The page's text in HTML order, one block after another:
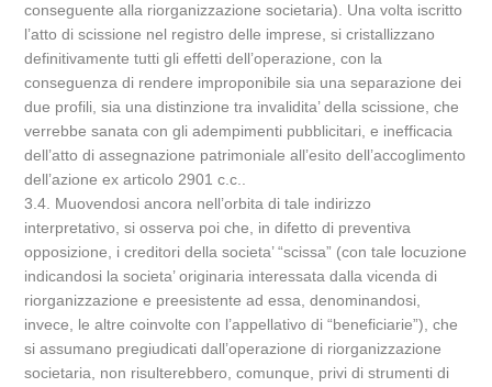
conseguente alla riorganizzazione societaria). Una volta iscritto
l’atto di scissione nel registro delle imprese, si cristallizzano
definitivamente tutti gli effetti dell’operazione, con la
conseguenza di rendere improponibile sia una separazione dei
due profili, sia una distinzione tra invalidita’ della scissione, che
verrebbe sanata con gli adempimenti pubblicitari, e inefficacia
dell’atto di assegnazione patrimoniale all’esito dell’accoglimento
dell’azione ex articolo 2901 c.c..
3.4. Muovendosi ancora nell’orbita di tale indirizzo
interpretativo, si osserva poi che, in difetto di preventiva
opposizione, i creditori della societa’ “scissa” (con tale locuzione
indicandosi la societa’ originaria interessata dalla vicenda di
riorganizzazione e preesistente ad essa, denominandosi,
invece, le altre coinvolte con l’appellativo di “beneficiarie”), che
si assumano pregiudicati dall’operazione di riorganizzazione
societaria, non risulterebbero, comunque, privi di strumenti di